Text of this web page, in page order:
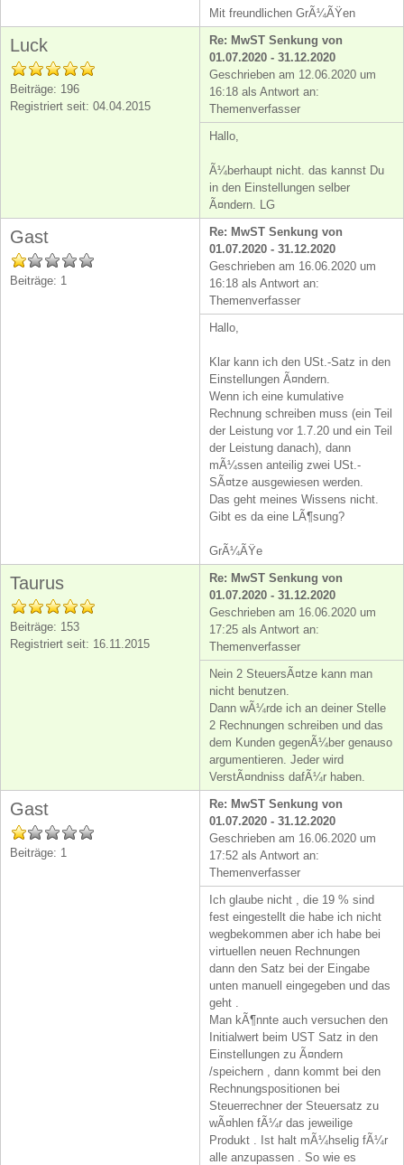
Mit freundlichen GrÃ¼ÃŸen
Luck
Beiträge: 196
Registriert seit: 04.04.2015
Re: MwST Senkung von
01.07.2020 - 31.12.2020
Geschrieben am 12.06.2020 um
16:18 als Antwort an:
Themenverfasser
Hallo,
Ã¼berhaupt nicht. das kannst Du
in den Einstellungen selber
Ã¤ndern. LG
Gast
Beiträge: 1
Re: MwST Senkung von
01.07.2020 - 31.12.2020
Geschrieben am 16.06.2020 um
16:18 als Antwort an:
Themenverfasser
Hallo,
Klar kann ich den USt.-Satz in den
Einstellungen Ã¤ndern.
Wenn ich eine kumulative
Rechnung schreiben muss (ein Teil
der Leistung vor 1.7.20 und ein Teil
der Leistung danach), dann
mÃ¼ssen anteilig zwei USt.-
SÃ¤tze ausgewiesen werden.
Das geht meines Wissens nicht.
Gibt es da eine LÃ¶sung?
GrÃ¼ÃŸe
Taurus
Beiträge: 153
Registriert seit: 16.11.2015
Re: MwST Senkung von
01.07.2020 - 31.12.2020
Geschrieben am 16.06.2020 um
17:25 als Antwort an:
Themenverfasser
Nein 2 SteuersÃ¤tze kann man
nicht benutzen.
Dann wÃ¼rde ich an deiner Stelle
2 Rechnungen schreiben und das
dem Kunden gegenÃ¼ber genauso
argumentieren. Jeder wird
VerstÃ¤ndniss dafÃ¼r haben.
Gast
Beiträge: 1
Re: MwST Senkung von
01.07.2020 - 31.12.2020
Geschrieben am 16.06.2020 um
17:52 als Antwort an:
Themenverfasser
Ich glaube nicht , die 19 % sind
fest eingestellt die habe ich nicht
wegbekommen aber ich habe bei
virtuellen neuen Rechnungen
dann den Satz bei der Eingabe
unten manuell eingegeben und das
geht .
Man kÃ¶nnte auch versuchen den
Initialwert beim UST Satz in den
Einstellungen zu Ã¤ndern
/speichern , dann kommt bei den
Rechnungspositionen bei
Steuerrechner der Steuersatz zu
wÃ¤hlen fÃ¼r das jeweilige
Produkt . Ist halt mÃ¼hselig fÃ¼r
alle anzupassen . So wie es